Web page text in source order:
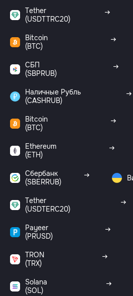
Tether
(USDTTRC20)
Bitcoin
(BTC)
СБП
(SBPRUB)
Наличные Рубль
(CASHRUB)
Bitcoin
(BTC)
Ethereum
(ETH)
Сбербанк
(SBERRUB)
Tether
(USDTERC20)
Payeer
(PRUSD)
TRON
(TRX)
Solana
(SOL)